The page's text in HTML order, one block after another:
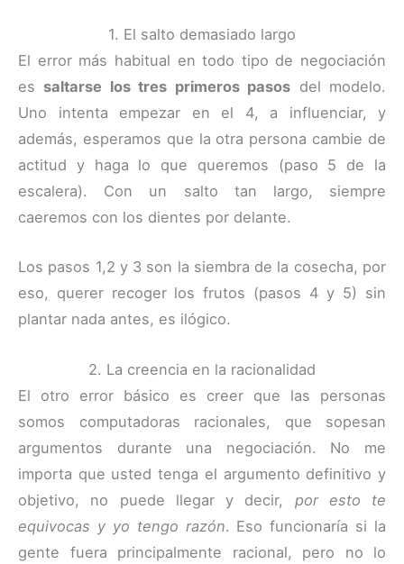
1. El salto demasiado largo
El error más habitual en todo tipo de negociación
es saltarse los tres primeros pasos del modelo.
Uno intenta empezar en el 4, a influenciar, y
además, esperamos que la otra persona cambie de
actitud y haga lo que queremos (paso 5 de la
escalera). Con un salto tan largo, siempre
caeremos con los dientes por delante.
Los pasos 1,2 y 3 son la siembra de la cosecha, por
eso, querer recoger los frutos (pasos 4 y 5) sin
plantar nada antes, es ilógico.
2. La creencia en la racionalidad
El otro error básico es creer que las personas
somos computadoras racionales, que sopesan
argumentos durante una negociación. No me
importa que usted tenga el argumento definitivo y
objetivo, no puede llegar y decir, por esto te
equivocas y yo tengo razón. Eso funcionaría si la
gente fuera principalmente racional, pero no lo